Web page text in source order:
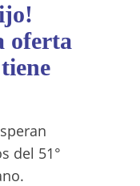
oferta
del 51°